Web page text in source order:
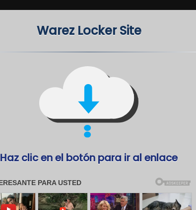
Warez Locker Site
Haz clic en el botón para ir al enlace